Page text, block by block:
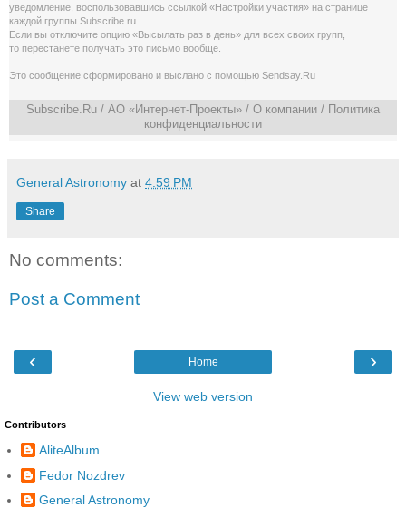
уведомление, воспользовавшись cсылкой «Настройки участия» на странице
каждой группы Subscribe.ru
Если вы отключите опцию «Высылать раз в день» для всех своих групп,
то перестанете получать это письмо вообще.
Это сообщение сформировано и выслано с помощью Sendsay.Ru
Subscribe.Ru / АО «Интернет-Проекты» / О компании / Политика
конфиденциальности
General Astronomy at 4:59 PM
Share
No comments:
Post a Comment
‹ ›
Home
View web version
Contributors
AliteAlbum
Fedor Nozdrev
General Astronomy